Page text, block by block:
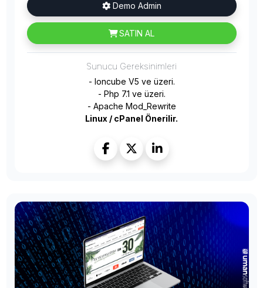
Demo Admin
SATIN AL
Sunucu Gereksinimleri
- Ioncube V5 ve üzeri.
- Php 7.1 ve üzeri.
- Apache Mod_Rewrite
Linux / cPanel Önerilir.